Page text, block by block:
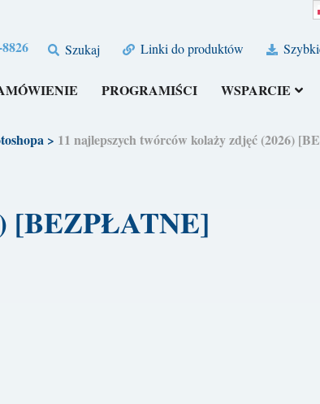
Szukaj Linki do produktów
PROGRAMIŚCI WSPARCIE
> 11 najlepszych twórców kolaży zdjęć (2026)
[BEZPŁATNE]